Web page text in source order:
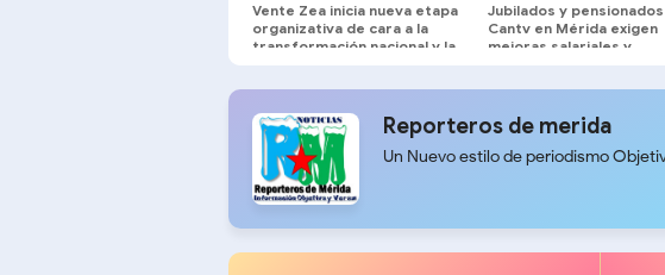
Vente Zea inicia nueva etapa
organizativa de cara a la
transformación nacional y la
Jubilados y
Cantv en Mérida exigen
mejoras salariales y
Reporteros de merida
Un Nuevo estilo de periodismo